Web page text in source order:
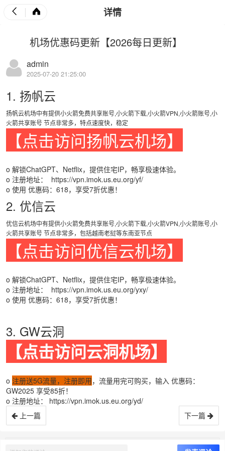
详情
机场优惠码更新【2026每日更新】
admin
2025-07-20 21:25:00
1. 扬帆云
扬帆云机场中有提供小火箭免费共享账号,小火箭下载,小火箭VPN,小火箭账号,小
火箭共享账号 节点非常多，特点速度快，稳定
【点击访问扬帆云机场】
o 解锁ChatGPT、Netflix，提供住宅IP，畅享极速体验。
o 注册地址：
https://vpn.imok.us.eu.org/yf/
o 使用 优惠码：618，享受7折优惠！
2. 优信云
优信云机场中有提供小火箭免费共享账号,小火箭下载,小火箭VPN,小火箭账号,小
火箭共享账号 节点非常多，包括越南老挝等东南亚节点
【点击访问优信云机场】
o 解锁ChatGPT、Netflix，提供住宅IP，畅享极速体验。
o 注册地址：
https://vpn.imok.us.eu.org/yxy/
o 使用 优惠码：618，享受7折优惠！
3. GW云洞
【点击访问云洞机场】
o 注册送5G流量，注册即用，流量用完可购买，输入 优惠码：
GW2025 享受85折！
o 注册地址： https://vpn.imok.us.eu.org/yd/
上一篇
下一篇